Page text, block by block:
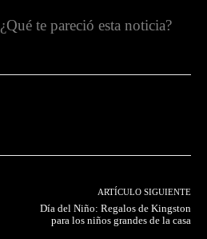
¿Qué te pareció esta noticia?
ARTÍCULO SIGUIENTE
Día del Niño: Regalos de Kingston
para los niños grandes de la casa